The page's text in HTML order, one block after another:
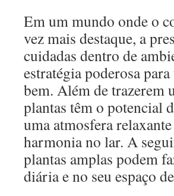
Em um mundo onde o
vez mais destaque, a
cuidadas dentro de
estratégia poderosa
bem. Além de trazerem
plantas têm o potencial
uma atmosfera relaxante
harmonia no lar. A
plantas amplas podem
diária e no seu espaço